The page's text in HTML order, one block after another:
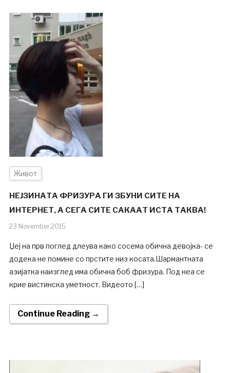
Живот
НЕЈЗИНАТА ФРИЗУРА ГИ ЗБУНИ СИТЕ НА
ИНТЕРНЕТ, А СЕГА СИТЕ САКААТ ИСТА ТАКВА!
23.November.2015
Џеј на прв поглед длеува како сосема обична девојка- се
додека не помине со прстите низ косата.Шармантната
азијатка наизглед има обична боб фризура. Под неа се
крие вистинска уметност. Видеото […]
Continue Reading →